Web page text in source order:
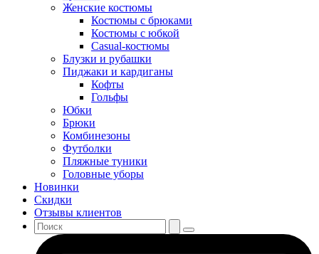
Женские костюмы
Костюмы с брюками
Костюмы с юбкой
Casual-костюмы
Блузки и рубашки
Пиджаки и кардиганы
Кофты
Гольфы
Юбки
Брюки
Комбинезоны
Футболки
Пляжные туники
Головные уборы
Новинки
Скидки
Отзывы клиентов